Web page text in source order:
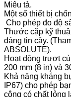
Miêu tả.
Một số thiết bị
Cho phép đo độ
Thước cặp kỹ
đáng tin cậy.
ABSOLUTE).
Hoạt động trượt
200 mm (8 in) và
Khả năng kháng
IP67) cho phép
công có chất lỏng